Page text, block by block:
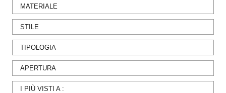
MATERIALE
STILE
TIPOLOGIA
APERTURA
I PIÙ VISTI A :